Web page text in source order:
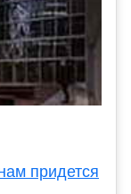
придется